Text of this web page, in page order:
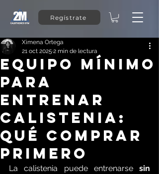
Regístrate
Equipo mínimo
para
ENTRENAR
calistenia:
qué comprar
primero
Ximena Ortega
21 oct 2025 2 min de lectura
La calistenia puede entrenarse sin